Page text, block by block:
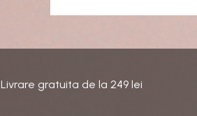
Livrare gratuita de la249 lei